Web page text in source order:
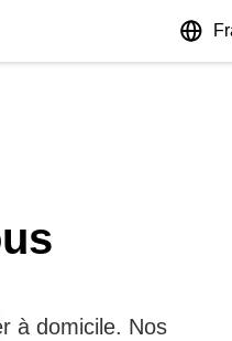
à domicile. Nos